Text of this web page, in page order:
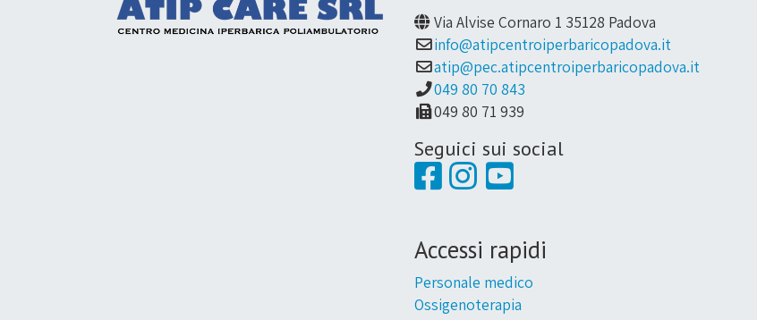
Via Alvise Cornaro 1 35128 Padova
info@atipcentroiperbaricopadova.it
atip@pec.atipcentroiperbaricopadova.it
049 80 70 843
049 80 71 939
Seguici sui social
Accessi rapidi
Personale medico
Ossigenoterapia